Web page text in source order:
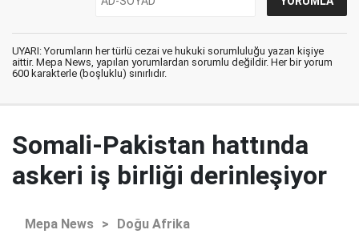
UYARI: Yorumların her türlü cezai ve hukuki sorumluluğu yazan kişiye
aittir. Mepa News, yapılan yorumlardan sorumlu değildir. Her bir yorum
600 karakterle (boşluklu) sınırlıdır.
Somali-Pakistan hattında
askeri iş birliği derinleşiyor
Mepa News > Doğu Afrika